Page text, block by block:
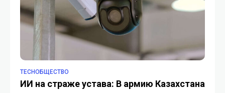
TECHОБЩЕСТВО
ИИ на страже устава: В армию Казахстана